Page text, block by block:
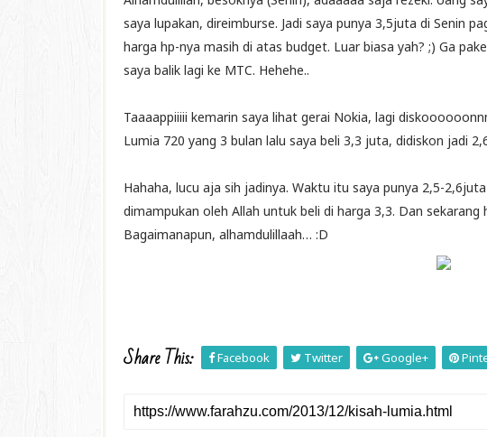
saya lupakan, direimburse. Jadi saya punya 3,5juta di Senin
harga hp-nya masih di atas budget. Luar biasa yah? ;) Ga
saya balik lagi ke MTC. Hehehe..
Taaaappiiiii kemarin saya lihat gerai Nokia, lagi
Lumia 720 yang 3 bulan lalu saya beli 3,3 juta, didiskon jadi
Hahaha, lucu aja sih jadinya. Waktu itu saya punya 2,5-
dimampukan oleh Allah untuk beli di harga 3,3. Dan
Bagaimanapun, alhamdulillaah… :D
Share This: Facebook Twitter Google+